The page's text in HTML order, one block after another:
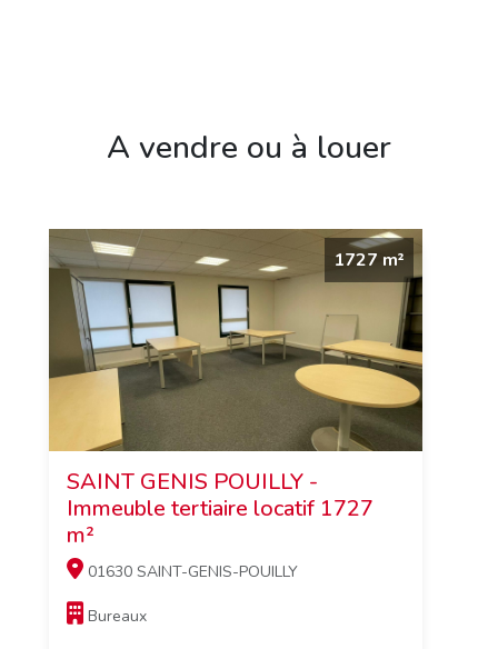
A vendre ou à louer
1727 m²
SAINT GENIS POUILLY -
Immeuble tertiaire locatif 1727
m²
01630 SAINT-GENIS-POUILLY
Bureaux